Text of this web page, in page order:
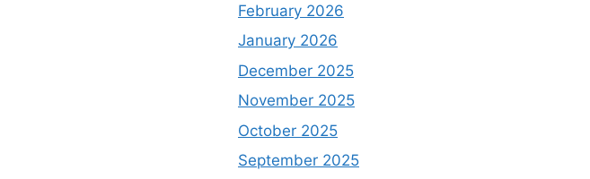
February 2026
January 2026
December 2025
November 2025
October 2025
September 2025